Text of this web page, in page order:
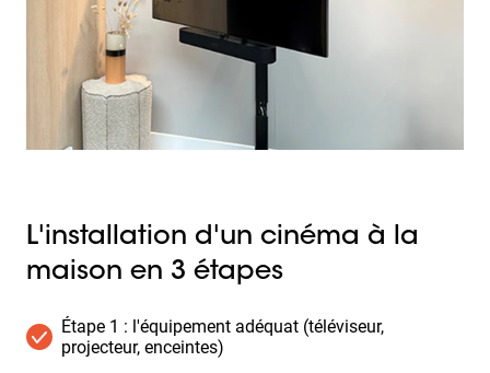
L'installation d'un cinéma à la
maison en 3 étapes
Étape 1 : l'équipement adéquat (téléviseur,
projecteur, enceintes)